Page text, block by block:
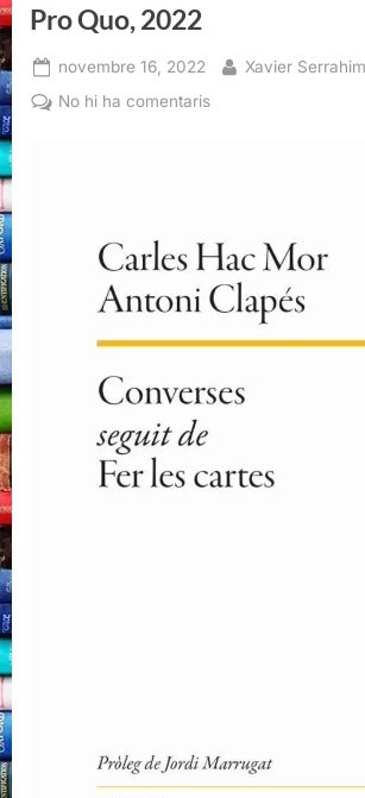
Pro Quo, 2022
Posted
on
novembre 16, 2022 By
Xavier
No hi ha comentarisa
cartes,
Carles
Hac
Mor
Antoni
Pro